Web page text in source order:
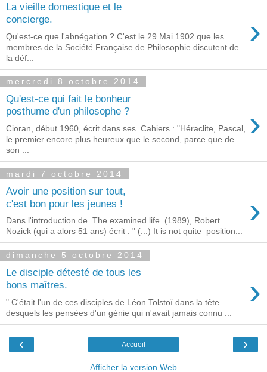
La vieille domestique et le
concierge.
›
Qu'est-ce que l'abnégation ? C'est le 29 Mai 1902 que les
membres de la Société Française de Philosophie discutent de
la déf...
mercredi 8 octobre 2014
Qu'est-ce qui fait le bonheur
posthume d'un philosophe ?
›
Cioran, début 1960, écrit dans ses Cahiers : "Héraclite, Pascal,
le premier encore plus heureux que le second, parce que de
son ...
mardi 7 octobre 2014
Avoir une position sur tout,
c'est bon pour les jeunes !
›
Dans l'introduction de The examined life (1989), Robert
Nozick (qui a alors 51 ans) écrit : " (...) It is not quite position...
dimanche 5 octobre 2014
Le disciple détesté de tous les
bons maîtres.
›
" C'était l'un de ces disciples de Léon Tolstoï dans la tête
desquels les pensées d'un génie qui n'avait jamais connu ...
‹ ›
Accueil
Afficher la version Web